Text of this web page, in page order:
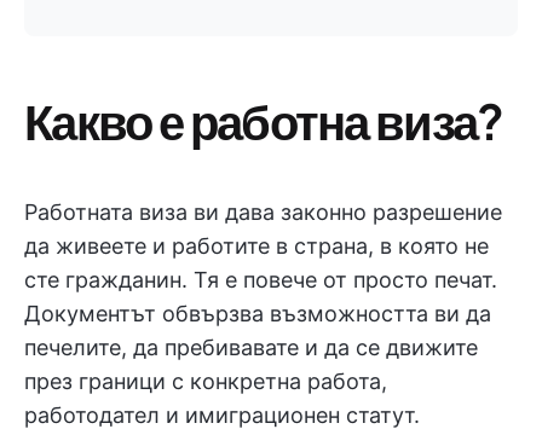
Какво е работна виза?
Работната виза ви дава законно разрешение
да живеете и работите в страна, в която не
сте гражданин. Тя е повече от просто печат.
Документът обвързва възможността ви да
печелите, да пребивавате и да се движите
през граници с конкретна работа,
работодател и имиграционен статут.